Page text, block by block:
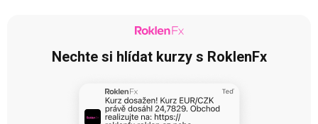
Nechte si hlídat kurzy s RoklenFx